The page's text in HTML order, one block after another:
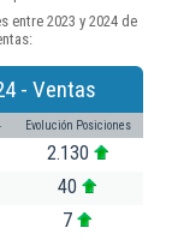
entre 2023 y 2024 de
- Ventas
Evolución Posiciones
2.130
40
7